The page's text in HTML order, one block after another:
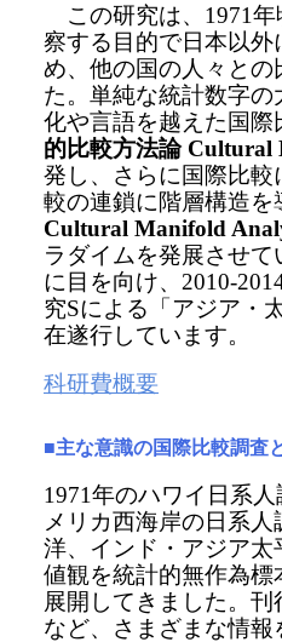
この研究は、1971年
察する目的で日本以
め、他の国の人々と
た。単純な統計数字
化や言語を越えた国
的比較方法論 Cultural
発し、さらに国際比
較の連鎖に階層構造を
Cultural Manifold
ラダイムを発展させ
に目を向け、2010-
究Sによる「アジア・
在遂行しています。
科研費概要
■主な意識の国際比較調査
1971年のハワイ日系
メリカ西海岸の日系
洋、インド・アジア
値観を統計的無作為
展開してきました。
など、さまざまな情